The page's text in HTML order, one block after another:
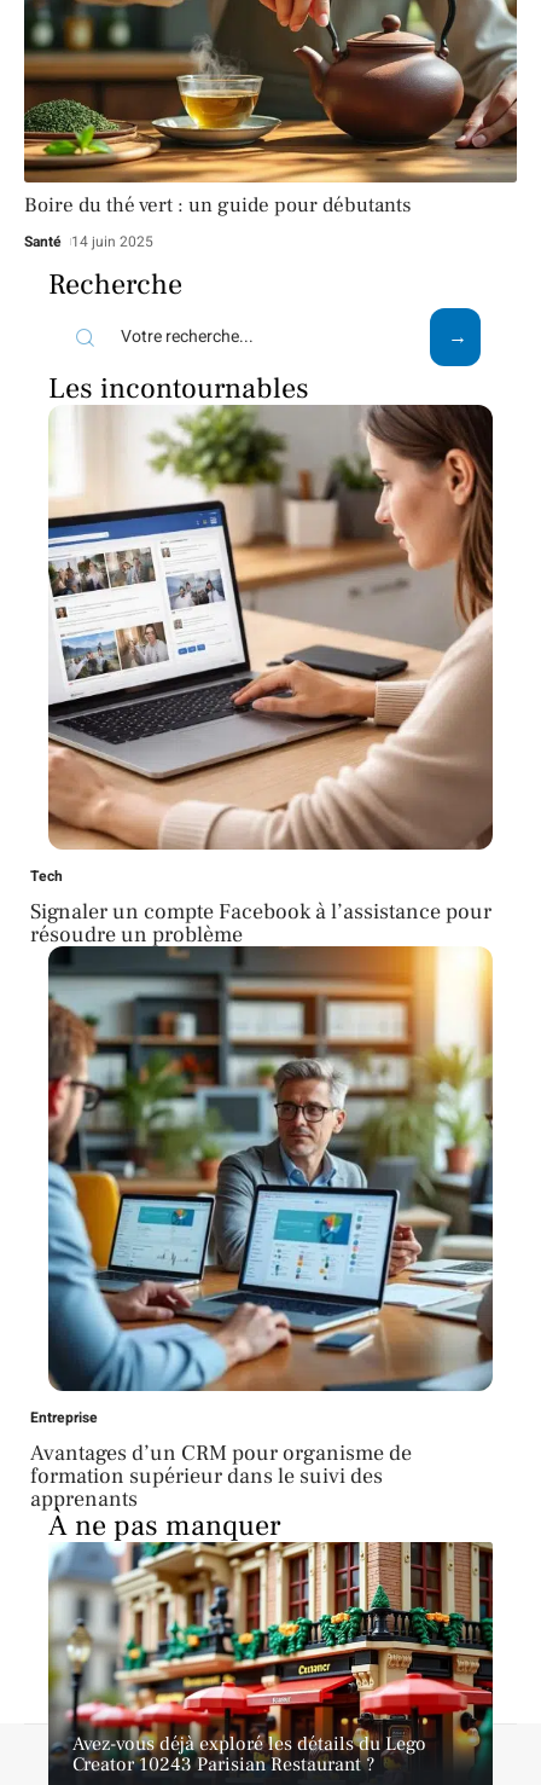
Boire du thé vert : un guide pour débutants
Santé 14 juin 2025
Recherche
Les incontournables
Tech
Signaler un compte Facebook à l’assistance pour
résoudre un problème
Entreprise
Avantages d’un CRM pour organisme de
formation supérieur dans le suivi des
apprenants
À ne pas manquer
Avez-vous déjà exploré les détails du Lego
Creator 10243 Parisian Restaurant ?
Contact Mentions légales Sitemap